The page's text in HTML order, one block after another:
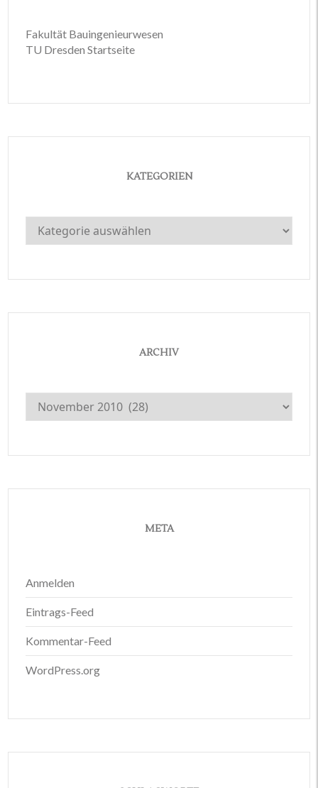
Fakultät Bauingenieurwesen
TU Dresden Startseite
KATEGORIEN
Kategorien
ARCHIV
Archiv
META
Anmelden
Eintrags-Feed
Kommentar-Feed
WordPress.org